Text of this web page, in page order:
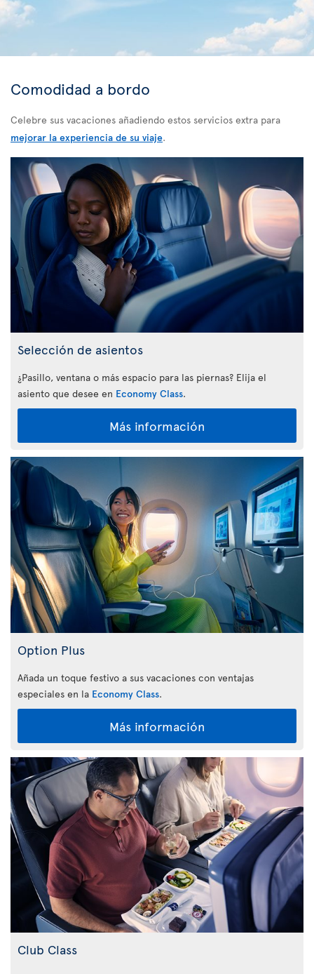
Comodidad a bordo
Celebre sus vacaciones añadiendo estos servicios extra para
mejorar la experiencia de su viaje.
Selección de asientos
¿Pasillo, ventana o más espacio para las piernas? Elija el
asiento que desee en Economy Class.
Más información
Option Plus
Añada un toque festivo a sus vacaciones con ventajas
especiales en la Economy Class.
Más información
Club Class